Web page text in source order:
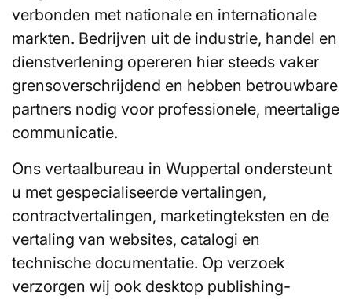
verbonden met nationale en internationale
markten. Bedrijven uit de industrie, handel en
dienstverlening opereren hier steeds vaker
grensoverschrijdend en hebben betrouwbare
partners nodig voor professionele, meertalige
communicatie.
Ons vertaalbureau in Wuppertal ondersteunt
u met gespecialiseerde vertalingen,
contractvertalingen, marketingteksten en de
vertaling van websites, catalogi en
technische documentatie. Op verzoek
verzorgen wij ook desktop publishing-